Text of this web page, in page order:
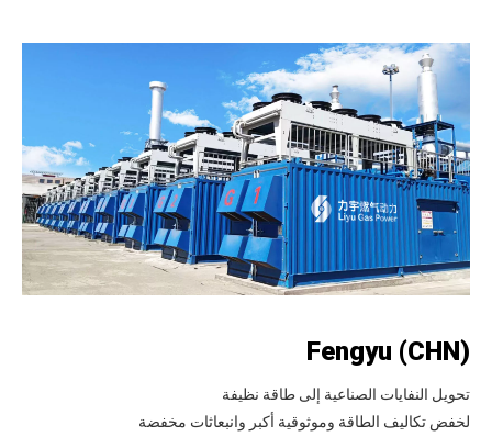
Fengyu (CHN)
تحويل النفايات الصناعية إلى طاقة نظيفة
لخفض تكاليف الطاقة وموثوقية أكبر وانبعاثات مخفضة